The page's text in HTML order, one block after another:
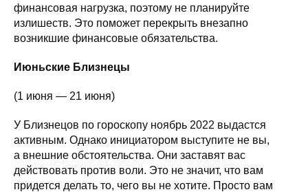
финансовая нагрузка, поэтому не планируйте
излишеств. Это поможет перекрыть внезапно
возникшие финансовые обязательства.
Июньские Близнецы
(1 июня — 21 июня)
У Близнецов по гороскопу ноябрь 2022 выдастся
активным. Однако инициатором выступите не вы,
а внешние обстоятельства. Они заставят вас
действовать против воли. Это не значит, что вам
придется делать то, чего вы не хотите. Просто вам